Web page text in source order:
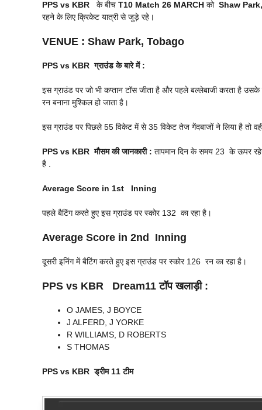
PPS vs KBR के बीच T10 Match 26 MARCH को Shaw
रहने के लिए क्रिकेट यात्री से जुड़े रहे।
VENUE : Shaw Park, Tobago
PPS vs KBRग्राउंड के बारे में :
इस ग्राउंड पर जो भी कप्तान टॉस जीता है और पहले बल्लेबाजी करता है
रन बनाना मुश्किल हो जाता है।
इस ग्राउंड पर पिछले 55 विकेट में से 35 विकेट तेज गेंदबाजों ने लिया है तो
PPS vs KBRमौसम की जानकारी : तापमान दिन के समय 23 के ऊपर
है .
Average Score in 1st Inning
पहले बैटिंग करते हुए इस ग्राउंड पर स्कोर 132 का रहा है।
Average Score in 2nd Inning
दूसरी इनिंग में बैटिंग करते हुए इस ग्राउंड पर स्कोर 126 रन का रहा है।
PPS vs KBR Dream11 टॉप खलाड़ी :
O JAMES, J BOYCE
J ALFERD, J YORKE
R WILLIAMS, D ROBERTS
S THOMAS
PPS vs KBR ड्रीम 11 टीम